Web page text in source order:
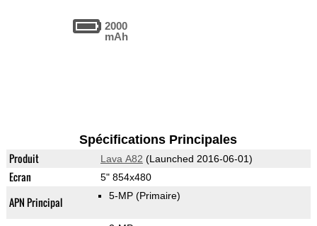
2000
mAh
Spécifications Principales
Produit Lava A82 (Launched 2016-06-01)
Ecran 5" 854x480
APN Principal 5-MP (Primaire)